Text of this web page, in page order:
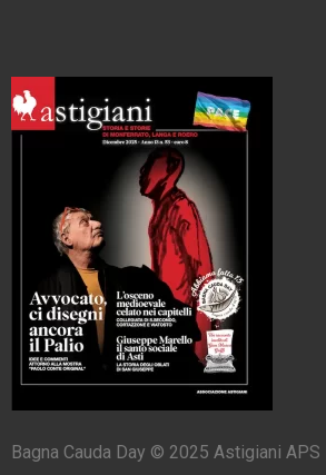
Bagna Cauda Day © 2025 Astigiani APS |